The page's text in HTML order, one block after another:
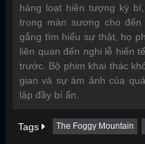
hàng loạt hiện tượng kỳ
trong màn sương cho
gắng tìm hiểu sự thật, họ
liên quan đến nghi lễ hiến
trước. Bộ phim khai thác
gian và sự ám ảnh của
lập đầy bí ẩn.
Tags The Foggy Mountain